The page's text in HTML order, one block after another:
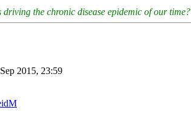
the chronic disease epidemic of our time?
2015, 23:59